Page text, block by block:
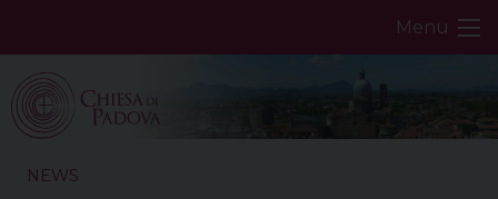
Menu
NEWS